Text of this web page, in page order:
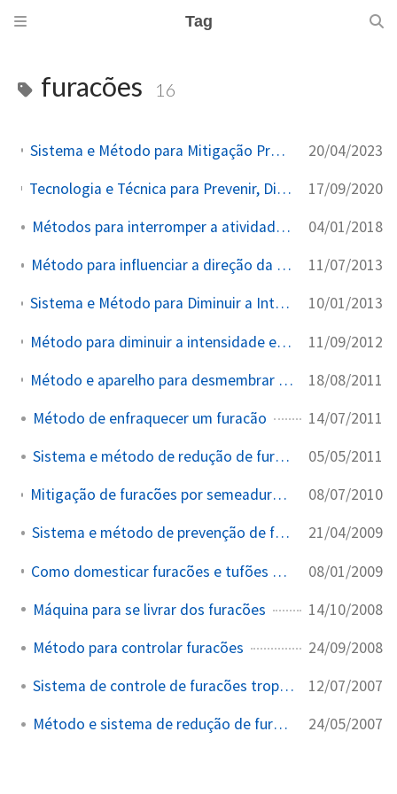
Tag
furacões 16
Sistema e Método para Mitigação Proativa e Reversível de Tempestades/Furacões/Tufões/Ciclones 20/04/2023
Tecnologia e Técnica para Prevenir, Diminuir ou Interferir na Formação de Furacões na Terra a partir de uma ou mais Plataformas no Espaço 17/09/2020
Métodos para interromper a atividade do furacão 04/01/2018
Método para influenciar a direção da viagem dos furacões 11/07/2013
Sistema e Método para Diminuir a Intensidade e Frequência de Tempestades Tropicais ou Furacões 10/01/2013
Método para diminuir a intensidade e frequência de tempestades tropicais ou furacões 11/09/2012
Método e aparelho para desmembrar ou aniquilar tufões, tornados, ciclones ou furacões 18/08/2011
Método de enfraquecer um furacão 14/07/2011
Sistema e método de redução de furacões 05/05/2011
Mitigação de furacões por semeadura combinada com núcleos de condensação e congelamento 08/07/2010
Sistema e método de prevenção de furacões 21/04/2009
Como domesticar furacões e tufões com a tecnologia disponível 08/01/2009
Máquina para se livrar dos furacões 14/10/2008
Método para controlar furacões 24/09/2008
Sistema de controle de furacões tropicais 12/07/2007
Método e sistema de redução de furacões 24/05/2007